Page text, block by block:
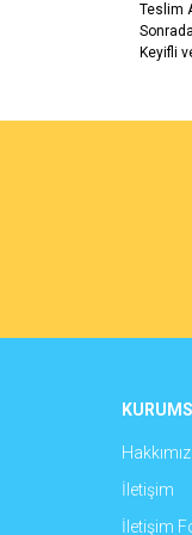
Teslim
Keyifli
İletişim
İletişim